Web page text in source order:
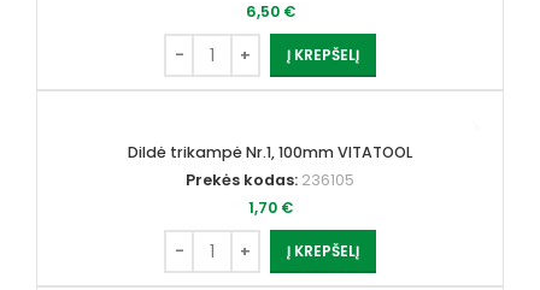
6,50 €
Į KREPŠELĮ
Dildė trikampė Nr.1, 100mm VITATOOL
Prekės kodas: 236105
1,70 €
Į KREPŠELĮ